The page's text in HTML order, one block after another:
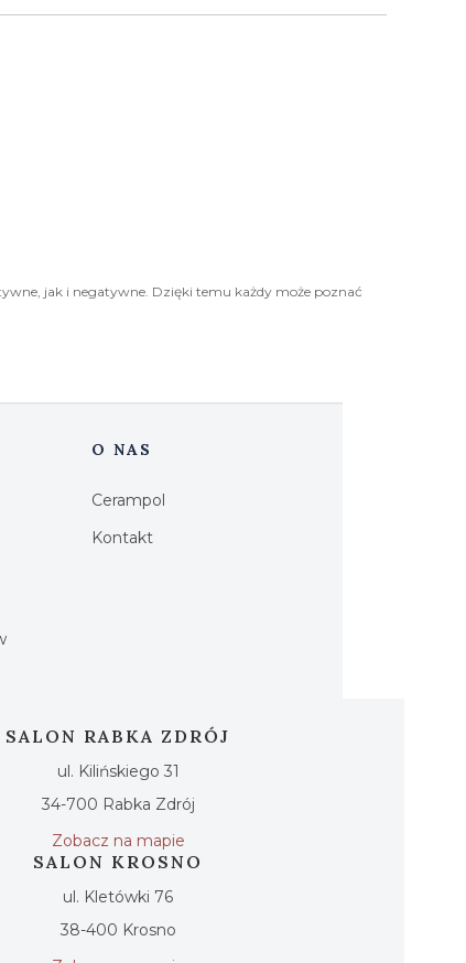
jak i negatywne. Dzięki temu każdy może poznać
O NAS
Cerampol
Kontakt
SALON RABKA ZDRÓJ
ul. Kilińskiego 31
34-700 Rabka Zdrój
Zobacz na mapie
SALON KROSNO
ul. Kletówki 76
38-400 Krosno